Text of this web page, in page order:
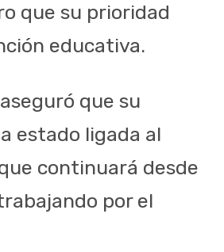
que su prioridad
educativa.
que su
estado ligada al
continuará desde
por el